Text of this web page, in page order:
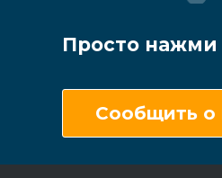
Просто нажми
Сообщить о